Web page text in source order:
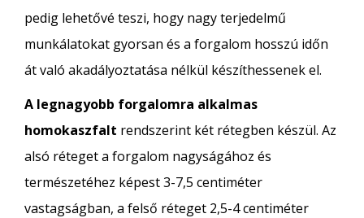
pedig lehetővé teszi, hogy nagy terjedelmű
munkálatokat gyorsan és a forgalom hosszú időn
át való akadályoztatása nélkül készíthessenek el.
A legnagyobb forgalomra alkalmas
homokaszfalt rendszerint két rétegben készül. Az
alsó réteget a forgalom nagyságához és
természetéhez képest 3-7,5 centiméter
vastagságban, a felső réteget 2,5-4 centiméter